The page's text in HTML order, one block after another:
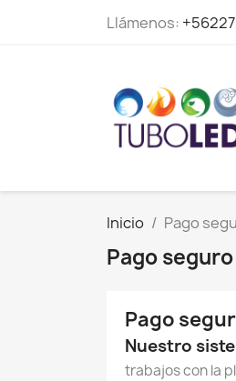
Llámenos:
Inicio Pago
Pago seguro
Pago
Nuestro
trabajos con la